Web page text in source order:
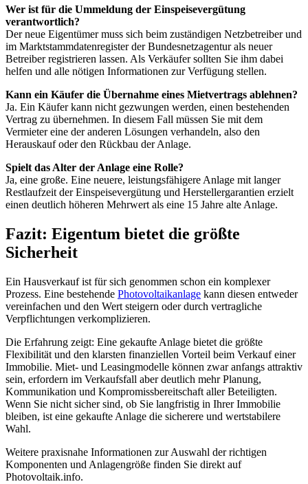
Wer ist für die Ummeldung der Einspeisevergütung
verantwortlich?
Der neue Eigentümer muss sich beim zuständigen Netzbetreiber und
im Marktstammdatenregister der Bundesnetzagentur als neuer
Betreiber registrieren lassen. Als Verkäufer sollten Sie ihm dabei
helfen und alle nötigen Informationen zur Verfügung stellen.
Kann ein Käufer die Übernahme eines Mietvertrags ablehnen?
Ja. Ein Käufer kann nicht gezwungen werden, einen bestehenden
Vertrag zu übernehmen. In diesem Fall müssen Sie mit dem
Vermieter eine der anderen Lösungen verhandeln, also den
Herauskauf oder den Rückbau der Anlage.
Spielt das Alter der Anlage eine Rolle?
Ja, eine große. Eine neuere, leistungsfähigere Anlage mit langer
Restlaufzeit der Einspeisevergütung und Herstellergarantien erzielt
einen deutlich höheren Mehrwert als eine 15 Jahre alte Anlage.
Fazit: Eigentum bietet die größte
Sicherheit
Ein Hausverkauf ist für sich genommen schon ein komplexer
Prozess. Eine bestehende Photovoltaikanlage kann diesen entweder
vereinfachen und den Wert steigern oder durch vertragliche
Verpflichtungen verkomplizieren.
Die Erfahrung zeigt: Eine gekaufte Anlage bietet die größte
Flexibilität und den klarsten finanziellen Vorteil beim Verkauf einer
Immobilie. Miet- und Leasingmodelle können zwar anfangs attraktiv
sein, erfordern im Verkaufsfall aber deutlich mehr Planung,
Kommunikation und Kompromissbereitschaft aller Beteiligten.
Wenn Sie nicht sicher sind, ob Sie langfristig in Ihrer Immobilie
bleiben, ist eine gekaufte Anlage die sicherere und wertstabilere
Wahl.
Weitere praxisnahe Informationen zur Auswahl der richtigen
Komponenten und Anlagengröße finden Sie direkt auf
Photovoltaik.info.